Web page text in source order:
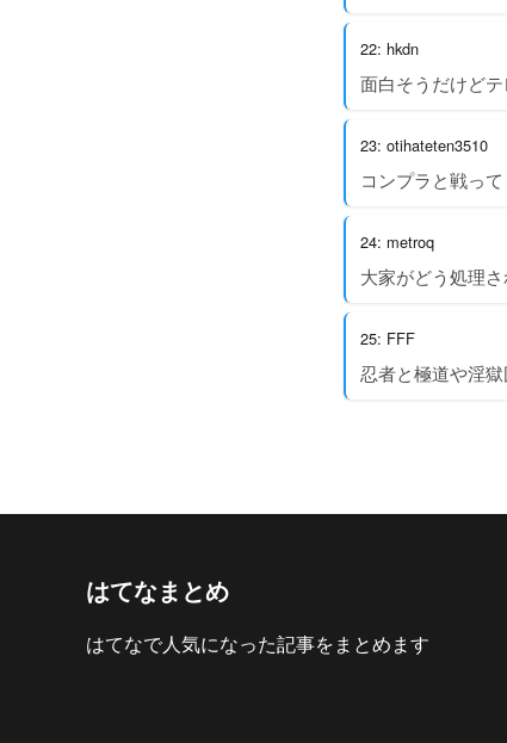
22: hkdn
面白そうだけど
23: otihateten3510
コンプラと戦っ
24: metroq
大家がどう処理
25: FFF
忍者と極道や淫
はてなまとめ
はてなで人気になった記事をまとめます